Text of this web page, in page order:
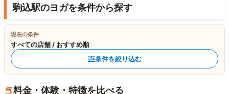
駒込駅のヨガを条件から探す
現在の条件
すべての店舗 / おすすめ順
条件を絞り込む
料金・体験・特徴を比べる